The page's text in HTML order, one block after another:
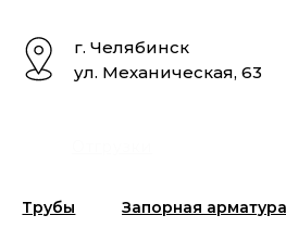
г. Челябинск
ул. Механическая, 63
Трубы Запорная арматура